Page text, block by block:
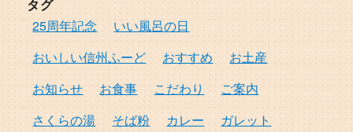
タグ
25周年記念
いい風呂の日
おいしい信州ふーど
おすすめ
お土産
お知らせ
お食事 こだわり
ご案内
さくらの湯
そば粉 カレー
ガレット